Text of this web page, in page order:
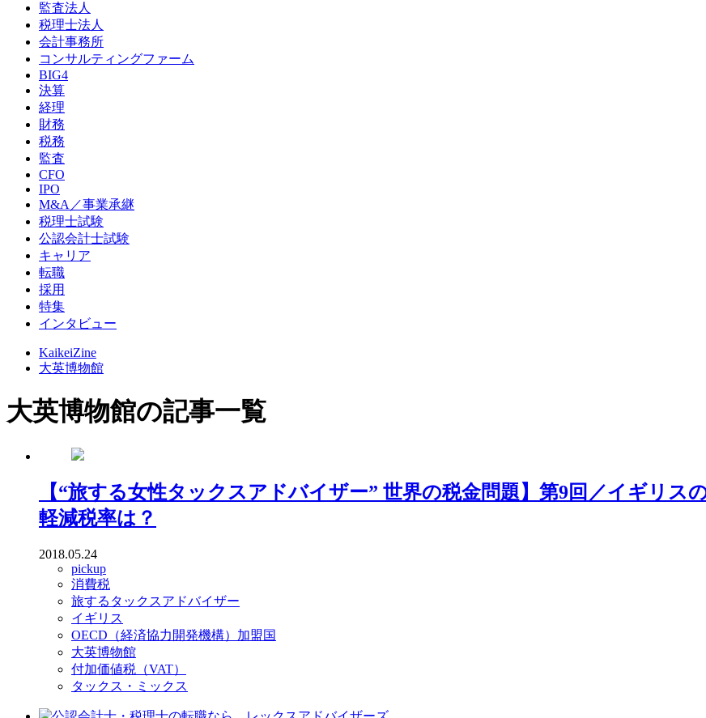
監査法人
税理士法人
会計事務所
コンサルティングファーム
BIG4
決算
経理
財務
税務
監査
CFO
IPO
M&A／事業承継
税理士試験
公認会計士試験
キャリア
転職
採用
特集
インタビュー
KaikeiZine
大英博物館
大英博物館の記事一覧
【“旅する女性タックスアドバイザー” 世界の税金問題】第9回／イギリス
軽減税率は？
2018.05.24
pickup
消費税
旅するタックスアドバイザー
イギリス
OECD（経済協力開発機構）加盟国
大英博物館
付加価値税（VAT）
タックス・ミックス